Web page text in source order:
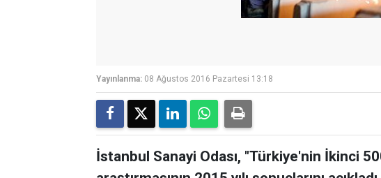
Yayınlanma: 08 Ağustos 2016 Pazartesi 13:18
İstanbul Sanayi Odası, "Türkiye'nin İkinci